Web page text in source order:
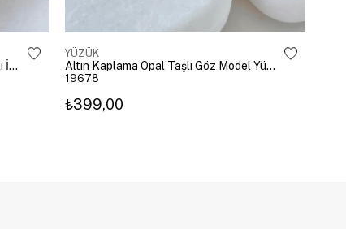
Altın Kaplama Damla Kristal Sallantılı İkili Yüzük Gold
YÜZÜK
Altın Kaplama Opal Taşlı Göz Model Yüzük Pembe
19678
₺399,00